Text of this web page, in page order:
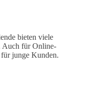
bieten viele
Auch für Online-
junge Kunden.